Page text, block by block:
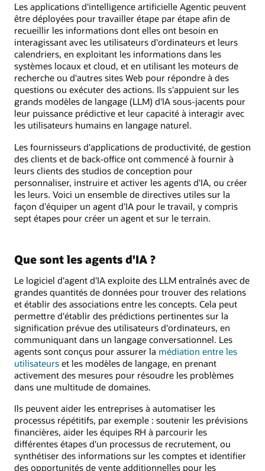
Les applications d'intelligence artificielle Agentic peuvent
être déployées pour travailler étape par étape afin de
recueillir les informations dont elles ont besoin en
interagissant avec les utilisateurs d'ordinateurs et leurs
calendriers, en exploitant les informations dans les
systèmes locaux et cloud, et en utilisant les moteurs de
recherche ou d'autres sites Web pour répondre à des
questions ou exécuter des actions. Ils s'appuient sur les
grands modèles de langage (LLM) d'IA sous-jacents pour
leur puissance prédictive et leur capacité à interagir avec
les utilisateurs humains en langage naturel.
Les fournisseurs d'applications de productivité, de gestion
des clients et de back-office ont commencé à fournir à
leurs clients des studios de conception pour
personnaliser, instruire et activer les agents d'IA, ou créer
les leurs. Voici un ensemble de directives utiles sur la
façon d'équiper un agent d'IA pour le travail, y compris
sept étapes pour créer un agent et sur le terrain.
Que sont les agents d'IA ?
Le logiciel d'agent d'IA exploite des LLM entraînés avec de
grandes quantités de données pour trouver des relations
et établir des associations entre les concepts. Cela peut
permettre d'établir des prédictions pertinentes sur la
signification prévue des utilisateurs d'ordinateurs, en
communiquant dans un langage conversationnel. Les
agents sont conçus pour assurer la médiation entre les
utilisateurs et les modèles de langage, en prenant
activement des mesures pour résoudre les problèmes
dans une multitude de domaines.
Ils peuvent aider les entreprises à automatiser les
processus répétitifs, par exemple : soutenir les prévisions
financières, aider les équipes RH à parcourir les
différentes étapes d'un processus de recrutement, ou
synthétiser des informations sur les comptes et identifier
des opportunités de vente additionnelles pour les